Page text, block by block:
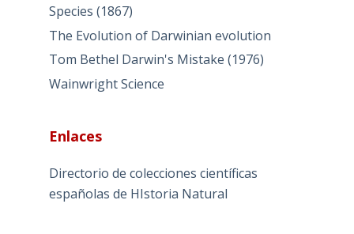
Species (1867)
The Evolution of Darwinian evolution
Tom Bethel Darwin's Mistake (1976)
Wainwright Science
Enlaces
Directorio de colecciones científicas
españolas de HIstoria Natural